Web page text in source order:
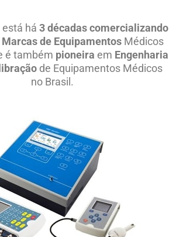
há 3 décadascomercializando
de EquipamentosMédicos
é também pioneira em Engenharia
de Equipamentos Médicos
no Brasil.